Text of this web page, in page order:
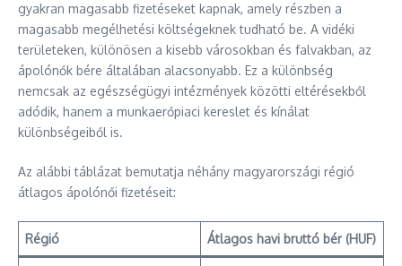
gyakran magasabb fizetéseket kapnak, amely részben a
magasabb megélhetési költségeknek tudható be. A vidéki
területeken, különösen a kisebb városokban és falvakban, az
ápolónők bére általában alacsonyabb. Ez a különbség
nemcsak az egészségügyi intézmények közötti eltérésekből
adódik, hanem a munkaerőpiaci kereslet és kínálat
különbségeiből is.
Az alábbi táblázat bemutatja néhány magyarországi régió
átlagos ápolónői fizetéseit:
Régió Átlagos havi bruttó bér (HUF)